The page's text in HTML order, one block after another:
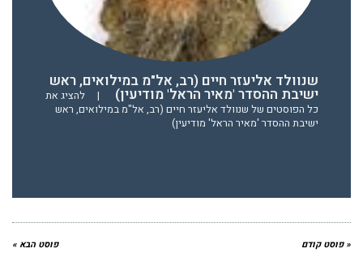
שנוולד אליעזר חיים (רב, אל"מ במילואים, ראש
ישיבת ההסדר 'מאיר הראל' מודיעין) |
להציג את
כל הפוסטים של שנוולד אליעזר חיים (רב, אל"מ במילואים, ראש
ישיבת ההסדר 'מאיר הראל' מודיעין)
« פוסט קודם פוסט הבא »